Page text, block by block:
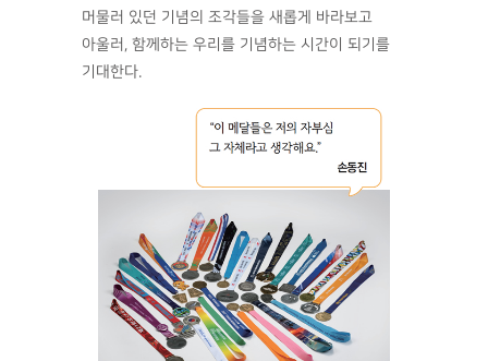
머물러 있던 기념의 조각들을 새롭게 바라보고
아울러, 함께하는 우리를 기념하는 시간이 되기를
기대한다.